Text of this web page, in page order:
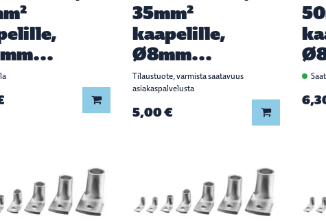
Lisää koriin
35mm²
kaapelille,
Ø8mm...
Tilaustuote, varmista saatavuus
asiakaspalvelusta
5,00 € Lisää koriin